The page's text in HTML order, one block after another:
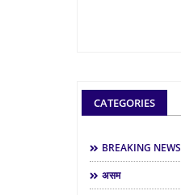
CATEGORIES
BREAKING NEWS
असम